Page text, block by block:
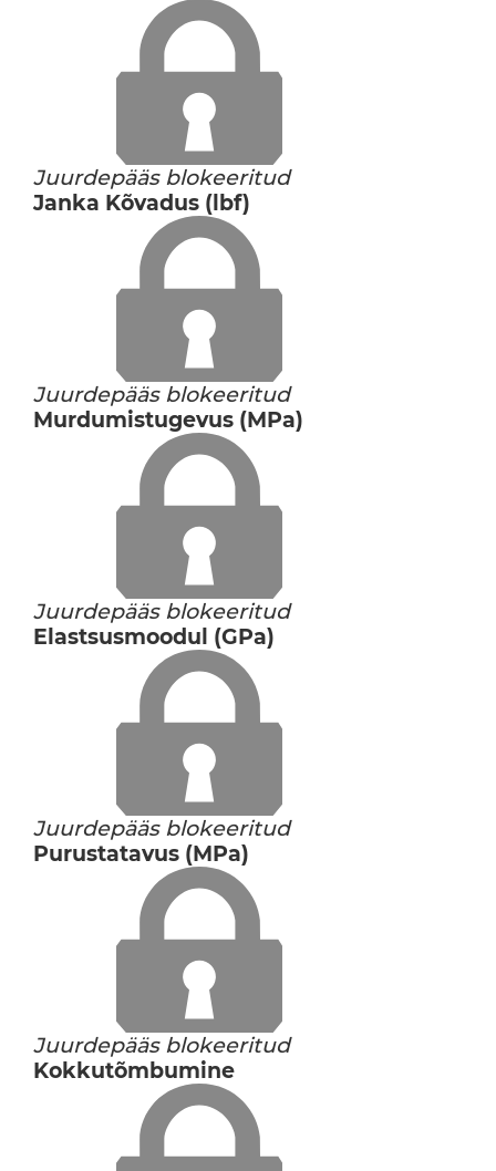
Juurdepääs blokeeritud
Janka Kõvadus (lbf)
Juurdepääs blokeeritud
Murdumistugevus (MPa)
Juurdepääs blokeeritud
Elastsusmoodul (GPa)
Juurdepääs blokeeritud
Purustatavus (MPa)
Juurdepääs blokeeritud
Kokkutõmbumine